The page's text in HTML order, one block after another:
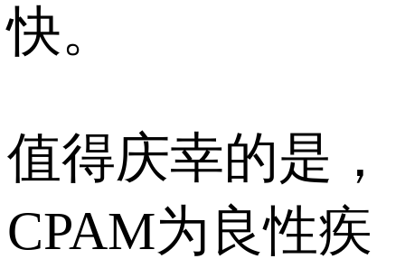
快。
值得庆幸的是，
CPAM为良性疾